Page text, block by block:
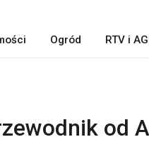
Ogród RTV i
od